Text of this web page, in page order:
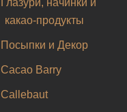
Глазури, начинки и
какао-продукты
Посыпки и Декор
Cacao Barry
Callebaut